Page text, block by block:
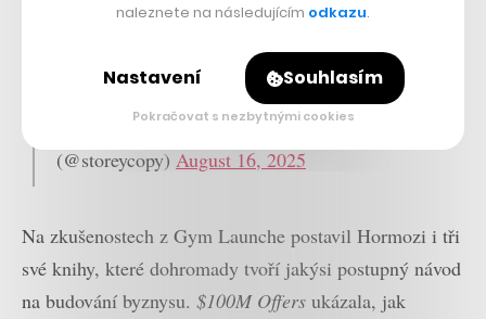
pic.twitter.com/mCbLrhwXE9
— Brandon Storey | Copywriting Coach
(@storeycopy) August 16, 2025
Na zkušenostech z Gym Launche postavil Hormozi i tři
své knihy, které dohromady tvoří jakýsi postupný návod
na budování byznysu. $100M Offers ukázala, jak
naleznete na následujícím odkazu.
Nastavení Souhlasím
Pokračovat s nezbytnými cookies